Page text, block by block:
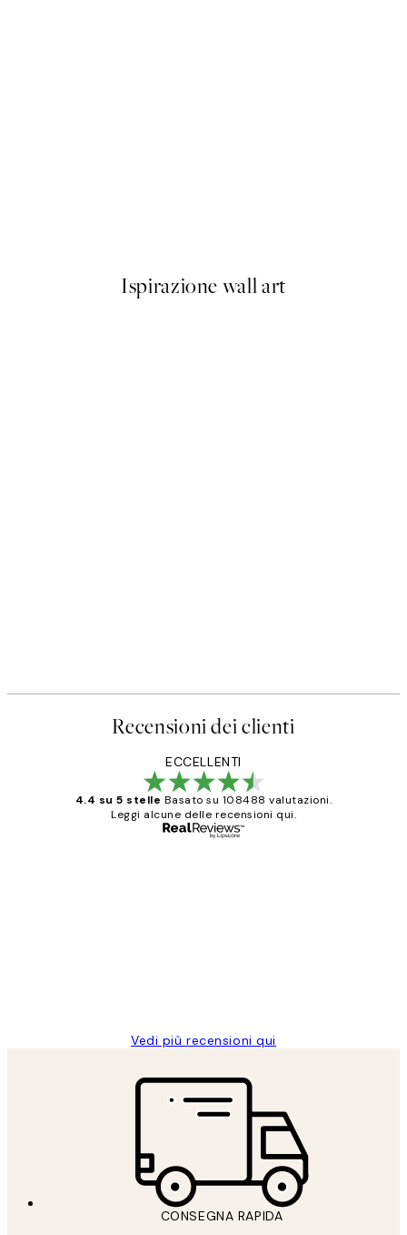
Ispirazione wall art
Recensioni dei clienti
ECCELLENTI
4.4 su 5 stelle Basato su 108488 valutazioni.
Leggi alcune delle recensioni qui.
Vedi più recensioni qui
CONSEGNA RAPIDA